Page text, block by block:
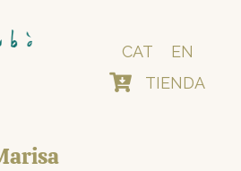
CAT
EN
TIENDA